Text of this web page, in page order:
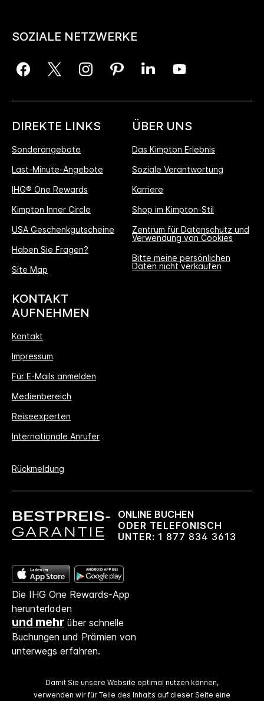
SOZIALE NETZWERKE
DIREKTE LINKS
Sonderangebote
Last-Minute-Angebote
IHG® One Rewards
Kimpton Inner Circle
USA Geschenkgutscheine
Haben Sie Fragen?
Site Map
ÜBER UNS
Das Kimpton Erlebnis
Soziale Verantwortung
Karriere
Shop im Kimpton-Stil
Zentrum für Datenschutz und
Verwendung von Cookies
Bitte meine persönlichen
Daten nicht verkaufen
KONTAKT
AUFNEHMEN
Kontakt
Impressum
Für E-Mails anmelden
Medienbereich
Reiseexperten
Internationale Anrufer
Rückmeldung
ONLINE BUCHEN
ODER TELEFONISCH
UNTER: 1 877 834 3613
Die IHG One Rewards-App
herunterladen
und mehr über schnelle
Buchungen und Prämien von
unterwegs erfahren.
Damit Sie unsere Website optimal nutzen können,
verwenden wir für Teile des Inhalts auf dieser Seite eine